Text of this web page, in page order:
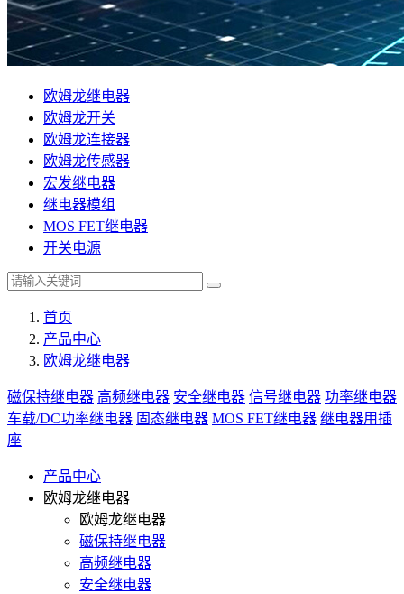
欧姆龙继电器
欧姆龙开关
欧姆龙连接器
欧姆龙传感器
宏发继电器
继电器模组
MOS FET继电器
开关电源
首页
产品中心
欧姆龙继电器
磁保持继电器 高频继电器 安全继电器 信号继电器 功率继电器
车载/DC功率继电器 固态继电器 MOS FET继电器 继电器用插
座
产品中心
欧姆龙继电器
欧姆龙继电器
磁保持继电器
高频继电器
安全继电器